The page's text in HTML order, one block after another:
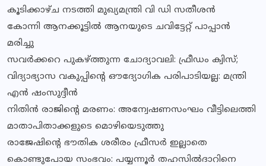
കൂടിക്കാഴ്ച നടത്തി മുഖ്യമന്ത്രി വി ഡി സതീശൻ
കോന്നി ആനക്കൂട്ടിൽ ആനയുടെ ചവിട്ടേറ്റ് പാപ്പാൻ
മരിച്ചു
സവര്‍ക്കറെ പുകഴ്ത്തുന്ന ചോദ്യാവലി: ഫ്രീഡം ക്വിസ്;
വിദ്യാഭ്യാസ വകുപ്പിൻ്റെ ഔദ്യോഗിക പരിപാടിയല്ല: മന്ത്രി
എൻ ഷംസുദ്ദീൻ
നിതിൻ രാജിൻ്റെ മരണം: അന്വേഷണസംഘം വീട്ടിലെത്തി
മാതാപിതാക്കളുടെ മൊഴിയെടുത്തു
രാജേഷിന്റെ ഭൗതിക ശരീരം ഫ്രീസര്‍ ഇല്ലാതെ
കൊണ്ടുപോയ സംഭവം: പയ്യന്നൂര്‍ തഹസില്‍ദാറിനെ